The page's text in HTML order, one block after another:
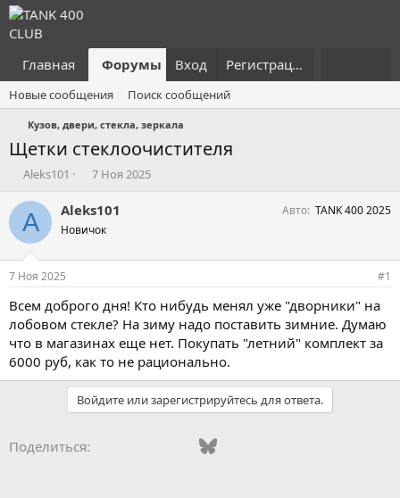
Главная Форумы Что нового?
Вход Регистрация
Новые сообщения Поиск сообщений
Кузов, двери, стекла, зеркала
Щетки стеклоочистителя
А
т
о
т
е
м
ы
Aleks101
Д
т
н
а
л
7 Ноя 2025
A Aleks101
Новичок
Авто TANK 400 2025
7 Ноя 2025 #1
Всем доброго дня! Кто нибудь менял уже "дворники" на
лобовом стекле? На зиму надо поставить зимние. Думаю
что в магазинах еще нет. Покупать "летний" комплект за
6000 руб, как то не рационально.
Войдите или зарегистрируйтесь для ответа.
Поделиться: Odnoklassniki
Mail.ruBluesky